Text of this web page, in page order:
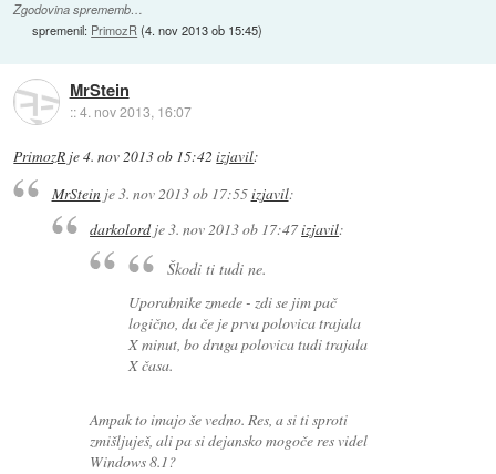
Zgodovina sprememb…
spremenil: PrimozR (4. nov 2013 ob 15:45)
MrStein
::4. nov 2013, 16:07
PrimozR je4. nov 2013 ob 15:42 izjavil:
MrSteinje3. nov 2013 ob 17:55izjavil:
darkolordje3. nov 2013 ob 17:47izjavil:
Škodi ti tudi ne.
Uporabnike zmede - zdi se jim pač
logično, da če je prva polovica trajala
X minut, bo druga polovica tudi trajala
X časa.
Ampak to imajo še vedno. Res, a si ti sproti
zmišljuješ, ali pa si dejansko mogoče res videl
Windows 8.1?